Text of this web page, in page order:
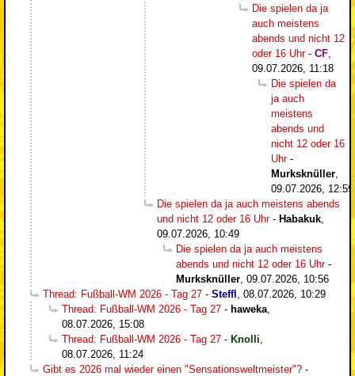
Die spielen da ja
auch meistens
abends und nicht 12
oder 16 Uhr- CF
09.07.2026, 11:18
Die spielen da
ja auch
meistens
abends und
nicht 12 oder 16
Uhr-
Murksknüller
09.07.2026, 12:59
Die spielen da ja auch meistens abends
und nicht 12 oder 16 Uhr- Habakuk
09.07.2026, 10:49
Die spielen da ja auch meistens
abends und nicht 12 oder 16 Uhr-
Murksknüller 09.07.2026, 10:56
Thread: Fußball-WM 2026 - Tag 27 - Steffl
08.07.2026, 10:29
Thread: Fußball-WM 2026 - Tag 27 - haweka
08.07.2026, 15:08
Thread: Fußball-WM 2026 - Tag 27 - Knolli
08.07.2026, 11:24
Gibt es 2026 mal wieder einen "Sensationsweltmeister"? -